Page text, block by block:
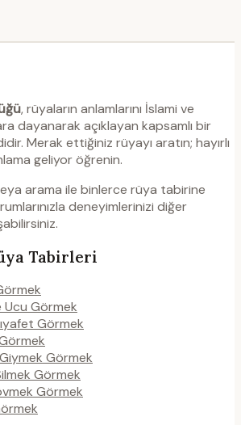
, rüyaların anlamlarını İslami ve
dayanarak açıklayan kapsamlı bir
Merak ettiğiniz rüyayı aratın; hayırlı
geliyor öğrenin.
arama ile binlerce rüya tabirine
deneyimlerinizi diğer
Tabirleri
Ucu Görmek
Görmek
Görmek
Görmek
Görmek